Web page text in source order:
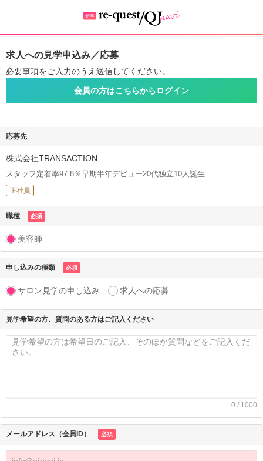
求人への見学申込み／応募
必要事項をご入力のうえ送信してください。
会員の方はこちらからログイン
応募先
株式会社TRANSACTION
スタッフ定着率97.8％早期半年デビュー20代独立10人誕生
正社員
職種 必須
美容師
申し込みの種類 必須
サロン見学の申し込み 求人への応募
見学希望の方、質問のある方はご記入ください
0 / 1000
メールアドレス（会員ID） 必須